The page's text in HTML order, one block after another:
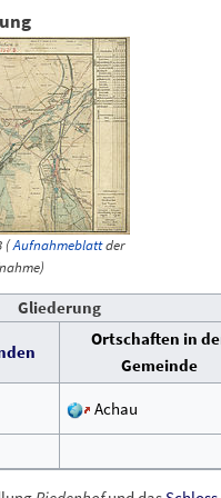
(Aufnahmeblattder
Gliederung
Ortschaften in
Gemeinde
Achau